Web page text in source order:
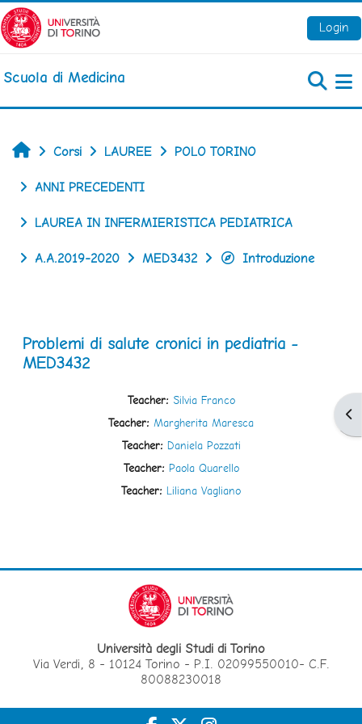
Vai al contenuto principale
Login
Scuola di Medicina
Home
Corsi LAUREE POLO TORINO
ANNI PRECEDENTI
LAUREA IN INFERMIERISTICA PEDIATRICA
A.A.2019-2020 MED3432 Introduzione
Problemi di salute cronici in pediatria -
MED3432
Teacher: Silvia Franco
Teacher: Margherita Maresca
Teacher: Daniela Pozzati
Teacher: Paola Quarello
Teacher: Liliana Vagliano
Università degli Studi di Torino
Via Verdi, 8 - 10124 Torino - P.I. 02099550010- C.F.
80088230018